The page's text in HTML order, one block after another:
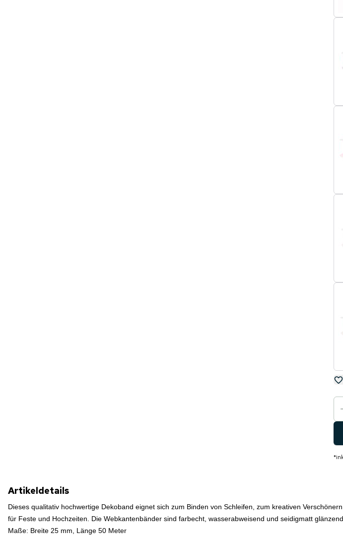
*
Artikeldetails
Dieses qualitativ hochwertige Dekoband eignet sich zum Binden von Schleifen, zum kreativen
für Feste und Hochzeiten. Die Webkantenbänder sind farbecht, wasserabweisend und seidigmatt glänzend.
Maße: Breite 25 mm, Länge 50 Meter